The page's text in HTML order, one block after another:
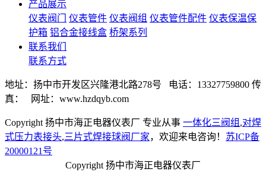
产品展示
仪表阀门
仪表管件 仪表阀组 仪表管件配件 仪表保温保
护箱 铝合金接线盒 桥架系列
联系我们
联系方式
地址：扬中市开发区兴隆港北路278号 电话：13327759800 传
真： 网址：www.hzdqyb.com
Copyright 扬中市海正电器仪表厂 专业从事 一体化三阀组 ,对焊
式压力表接头,三片式焊接球阀厂家，欢迎来电咨询！ 苏ICP备
20000121号
Copyright 扬中市海正电器仪表厂